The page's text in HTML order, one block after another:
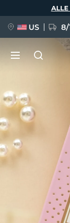
ALLE
US 8/
NEU
FAQ™ Pure
BREAKING
issa™ Teeth
Sprache
English
Français